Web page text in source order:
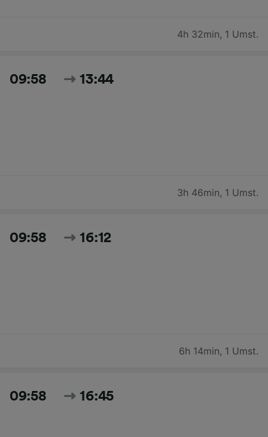
4h 32min, 1 Umst.
09:58 13:44
3h 46min, 1 Umst.
09:58 16:12
6h 14min, 1 Umst.
09:58 16:45